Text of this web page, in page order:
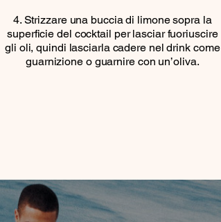
Strizzare una buccia di limone sopra la
superficie del cocktail per lasciar fuoriuscire
gli oli, quindi lasciarla cadere nel drink come
guarnizione o guarnire con un’oliva.